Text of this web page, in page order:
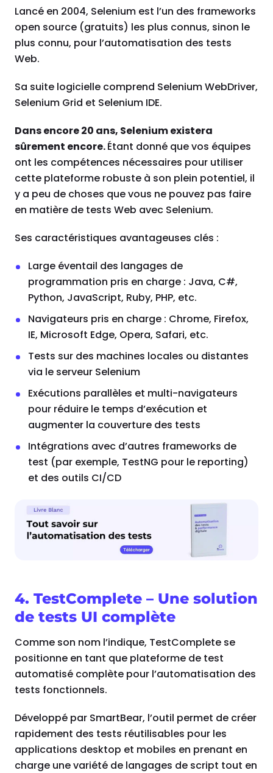
Lancé en 2004, Selenium est l’un des frameworks
open source (gratuits) les plus connus, sinon le
plus connu, pour l’automatisation des tests
Web.
Sa suite logicielle comprend Selenium WebDriver,
Selenium Grid et Selenium IDE.
Dans encore 20 ans, Selenium existera
sûrement encore.Étant donné que vos équipes
ont les compétences nécessaires pour utiliser
cette plateforme robuste à son plein potentiel, il
y a peu de choses que vous ne pouvez pas faire
en matière de tests Web avec Selenium.
Ses caractéristiques avantageuses clés :
Large éventail des langages de
programmation pris en charge : Java, C#,
Python, JavaScript, Ruby, PHP, etc.
Navigateurs pris en charge : Chrome, Firefox,
IE, Microsoft Edge, Opera, Safari, etc.
Tests sur des machines locales ou distantes
via le serveur Selenium
Exécutions parallèles et multi-navigateurs
pour réduire le temps d’exécution et
augmenter la couverture des tests
Intégrations avec d’autres frameworks de
test (par exemple, TestNG pour le reporting)
et des outils CI/CD
4. TestComplete – Une solution
de tests UI complète
Comme son nom l’indique, TestComplete se
positionne en tant que plateforme de test
automatisé complète pour l’automatisation des
tests fonctionnels.
Développé par SmartBear, l’outil permet de créer
rapidement des tests réutilisables pour les
applications desktop et mobiles en prenant en
charge une variété de langages de script tout en